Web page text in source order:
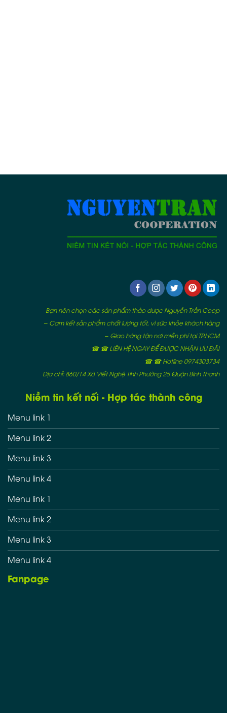
Bạn nên chọn các sản phẩm thảo dược Nguyễn Trần Coop
– Cam kết sản phẩm chất lượng tốt, vì sức khỏe khách hàng
– Giao hàng tận nơi miễn phí tại TP.HCM
☎ ☎ LIÊN HỆ NGAY ĐỂ ĐƯỢC NHẬN ƯU ĐÃI
☎ ☎ Hotline 0974303734
Địa chỉ: 860/14 Xô Viết Nghệ Tĩnh Phường 25 Quận Bình Thạnh
Niềm tin kết nối - Hợp tác thành công
Menu link 1
Menu link 2
Menu link 3
Menu link 4
Menu link 1
Menu link 2
Menu link 3
Menu link 4
Fanpage